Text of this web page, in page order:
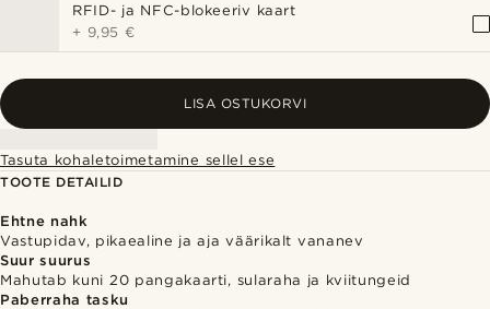
RFID- ja NFC-blokeeriv kaart
+ 9,95 €
LISA OSTUKORVI
Tasuta kohaletoimetamine sellel ese
TOOTE DETAILID
Ehtne nahk
Vastupidav, pikaealine ja aja väärikalt vananev
Suur suurus
Mahutab kuni 20 pangakaarti, sularaha ja kviitungeid
Paberraha tasku